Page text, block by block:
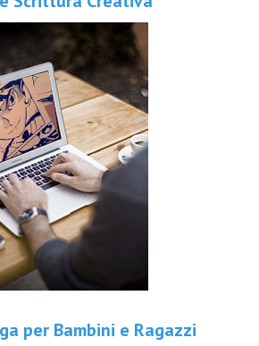
per Bambini e Ragazzi